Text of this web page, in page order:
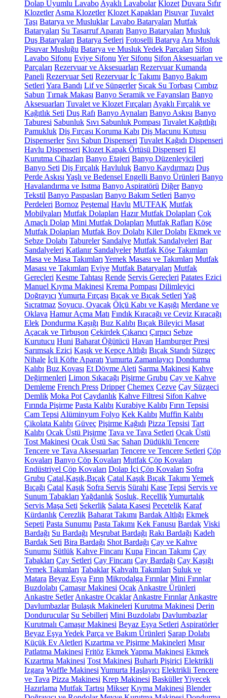
Dolap Uyumlu Lavabo Ayaklı Lavabolar Klozet Duvara Sıfır
Klozetler Asma Klozetler Klozet Kapakları Pisuvar Tuvalet
Taşı Batarya ve Musluklar Lavabo Bataryaları Mutfak
Bataryaları Su Tasarruf Aparatı Banyo Bataryaları Musluk
Duş Bataryaları Batarya Setleri Fotoselli Batarya Ara Musluk
Pisuvar Musluğu Batarya ve Musluk Yedek Parçaları Sifon
Lavabo Sifonu Eviye Sifonu Yer Sifonu Sifon Aksesuarları ve
Parçaları Rezervuar ve Aksesuarları Rezervuar Kumanda
Paneli Rezervuar Seti Rezervuar İç Takımı Banyo Bakım
Setleri Yara Bandı Lif ve Süngerler Sıcak Su Torbası Cımbız
Sabun Tırnak Makası Banyo Seramik ve Fayansları Banyo
Aksesuarları Tuvalet ve Klozet Fırçaları Ayaklı Fırçalık ve
Kağıtlık Seti Duş Rafı Banyo Aynaları Banyo Askısı Banyo
Taburesi Sabunluk Sıvı Sabunluk Pompası Tuvalet Kağıtlığı
Pamukluk Diş Fırçası Koruma Kabı Diş Macunu Kutusu
Dispenserler Sıvı Sabun Dispenseri Tuvalet Kağıdı Dispenseri
Havlu Dispenseri Klozet Kapak Örtüsü Dispenseri El
Kurutma Cihazları Banyo Etajeri Banyo Düzenleyicileri
Banyo Seti Diş Fırçalık Havluluk Banyo Kaydırmazı Duş
Perde Askısı Yaşlı ve Bedensel Engelli Banyo Ürünleri Banyo
Havalandırma ve Isıtma Banyo Aspiratörü Diğer Banyo
Tekstil Banyo Paspasları Banyo Bakım Setleri Banyo
Perdeleri Bornoz Peştemal Havlu MUTFAK Mutfak
Mobilyaları Mutfak Dolapları Hazır Mutfak Dolapları Çok
Amaçlı Dolap Mini Mutfak Dolapları Mutfak Rafları Köşe
Mutfak Dolapları Mutfak Boy Dolabı Kiler Dolabı Ekmek ve
Sebze Dolabı Tabureler Sandalye Mutfak Sandalyeleri Bar
Sandalyeleri Katlanır Sandalyeler Mutfak Köşe Takımları
Masa ve Masa Takımları Yemek Masası ve Takımları Mutfak
Masası ve Takımları Eviye Mutfak Bataryaları Mutfak
Gereçleri Kesme Tahtası Rende Servis Gereçleri Patates Ezici
Manuel Kıyma Makinesi Krema Pompası Dilimleyici
Doğrayıcı Yumurta Fırçası Bıçak ve Bıçak Setleri Yağ
Sıçratmaz Soyucu, Oyacak Ölçü Kabı ve Kaşığı Merdane ve
Oklava Hamur Açma Matı Fındık Kıracağı ve Ceviz Kıracağı
Elek Dondurma Kaşığı Buz Kalıbı Bıçak Bileyici Masat
Açacak ve Tirbuşon Çekirdek Çıkarıcı Çırpıcı Sebze
Kurutucu Huni Baharat Öğütücü Havan Hamburger Presi
Sarımsak Ezici Kaşık ve Kepçe Altlığı Bıçak Standı Süzgeç
Nihale İçli Köfte Aparatı Yumurta Zamanlayıcı Dondurma
Kalıbı Buz Kovası Et Dövme Aleti Sarma Makinesi Kahve
Değirmenleri Limon Sıkacağı Pişirme Grubu Çay ve Kahve
Demleme French Press Dripper Chemex Cezve Çay Süzgeci
Demlik Moka Pot Çaydanlık Kahve Filtresi Sifon Kahve
Fırında Pişirme Pasta Kalıbı Kurabiye Kalıbı Fırın Tepsisi
Cam Tepsi Alüminyum Folyo Kek Kalıbı Muffin Kalıbı
Çikolata Kalıbı Güveç Pişirme Kağıdı Pizza Tepsisi Tart
Kalıbı Ocak Üstü Pişirme Tava ve Tava Setleri Ocak Üstü
Tost Makinesi Ocak Üstü Sac Sahan Düdüklü Tencere
Tencere ve Tava Aksesuarları Tencere ve Tencere Setleri Çöp
Kovaları Banyo Çöp Kovaları Mutfak Çöp Kovaları
Endüstriyel Çöp Kovaları Dolap İçi Çöp Kovaları Sofra
Grubu Çatal,Kaşık,Bıçak Çatal Kaşık Bıçak Takımı Yemek
Bıçağı Çatal Kaşık Sofra Servis Sürahi Kase Tepsi Servis ve
Sunum Tabakları Yağdanlık Sosluk, ReçellikYumurtalık
Servis Maşa Seti Şekerlik Salata Kasesi Peçetelik Karaf
Kürdanlık Çerezlik Baharat Takımı Bardak Altlığı Ekmek
Sepeti Pasta Sunumu Pasta Takımı Kek Fanusu Bardak Viski
Bardağı Su Bardağı Meşrubat Bardağı Rakı Bardağı Kadeh
Bardak Seti Bira Bardağı Shot Bardağı Çay ve Kahve
Sunumu Sütlük Kahve Fincanı Kupa Fincan Takımı Çay
Tabakları Çay Setleri Çay Fincanı Çay Bardağı Çay Kaşığı
Yemek Takımları Tabaklar Kahvaltı Takımları Suluk ve
Matara Beyaz Eşya Fırın Mikrodalga Fırınlar Mini Fırınlar
Buzdolabı Çamaşır Makinesi Ocak Ankastre Ürünleri
Ankastre Setler Ankastre Ocaklar Ankastre Fırınlar Ankastre
Davlumbazlar Bulaşık Makineleri Kurutma Makinesi Derin
Dondurucular Su Sebilleri Mini Buzdolabı Davlumbazlar
Kurutmalı Çamaşır Makinesi Beyaz Eşya Setleri Aspiratörler
Beyaz Eşya Yedek Parça ve Bakım Ürünleri Şarap Dolabı
Küçük Ev Aletleri Kızartma ve Pişirme Makineleri Mısır
Patlatma Makinesi Fritöz Ekmek Yapma Makinesi Ekmek
Kızartma Makinesi Tost Makinesi Buharlı Pişirici Elektrikli
Izgara Waffle Makinesi Yumurta Haşlayıcı Elektrikli Tencere
ve Tava Pizza Makinesi Krep Makinesi BasküllerYiyecek
Hazırlama Mutfak Tartısı Mikser Kıyma Makinesi Blender